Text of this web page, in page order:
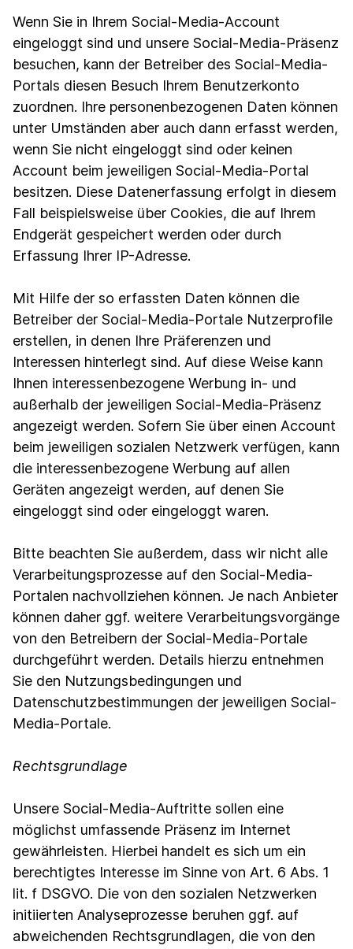
Wenn Sie in Ihrem Social-Media-Account
eingeloggt sind und unsere Social-Media-Präsenz
besuchen, kann der Betreiber des Social-Media-
Portals diesen Besuch Ihrem Benutzerkonto
zuordnen. Ihre personenbezogenen Daten können
unter Umständen aber auch dann erfasst werden,
wenn Sie nicht eingeloggt sind oder keinen
Account beim jeweiligen Social-Media-Portal
besitzen. Diese Datenerfassung erfolgt in diesem
Fall beispielsweise über Cookies, die auf Ihrem
Endgerät gespeichert werden oder durch
Erfassung Ihrer IP-Adresse.
Mit Hilfe der so erfassten Daten können die
Betreiber der Social-Media-Portale Nutzerprofile
erstellen, in denen Ihre Präferenzen und
Interessen hinterlegt sind. Auf diese Weise kann
Ihnen interessenbezogene Werbung in- und
außerhalb der jeweiligen Social-Media-Präsenz
angezeigt werden. Sofern Sie über einen Account
beim jeweiligen sozialen Netzwerk verfügen, kann
die interessenbezogene Werbung auf allen
Geräten angezeigt werden, auf denen Sie
eingeloggt sind oder eingeloggt waren.
Bitte beachten Sie außerdem, dass wir nicht alle
Verarbeitungsprozesse auf den Social-Media-
Portalen nachvollziehen können. Je nach Anbieter
können daher ggf. weitere Verarbeitungsvorgänge
von den Betreibern der Social-Media-Portale
durchgeführt werden. Details hierzu entnehmen
Sie den Nutzungsbedingungen und
Datenschutzbestimmungen der jeweiligen Social-
Media-Portale.
Rechtsgrundlage
Unsere Social-Media-Auftritte sollen eine
möglichst umfassende Präsenz im Internet
gewährleisten. Hierbei handelt es sich um ein
berechtigtes Interesse im Sinne von Art. 6 Abs. 1
lit. f DSGVO. Die von den sozialen Netzwerken
initiierten Analyseprozesse beruhen ggf. auf
abweichenden Rechtsgrundlagen, die von den